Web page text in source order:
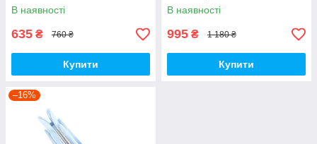
В наявності
635 ₴ 760 ₴
Купити
В наявності
995 ₴ 1 180 ₴
Купити
–16%